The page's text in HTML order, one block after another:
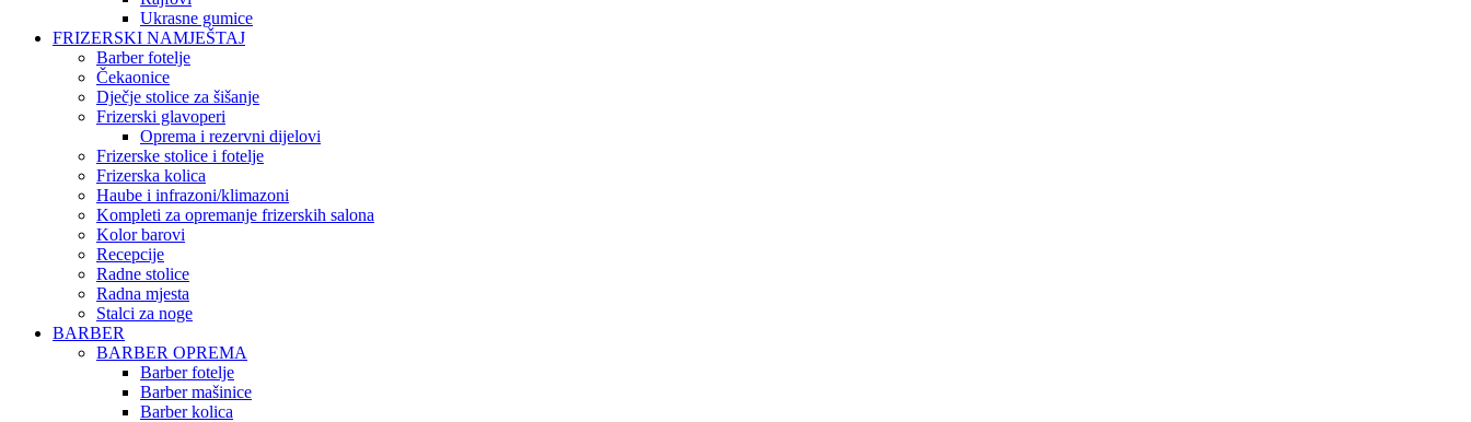
Ukrasne gumice
FRIZERSKI NAMJEŠTAJ
Barber fotelje
Čekaonice
Dječje stolice za šišanje
Frizerski glavoperi
Oprema i rezervni dijelovi
Frizerske stolice i fotelje
Frizerska kolica
Haube i infrazoni/klimazoni
Kompleti za opremanje frizerskih salona
Kolor barovi
Recepcije
Radne stolice
Radna mjesta
Stalci za noge
BARBER
BARBER OPREMA
Barber fotelje
Barber mašinice
Barber kolica